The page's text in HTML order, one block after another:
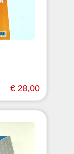
€ 28,00